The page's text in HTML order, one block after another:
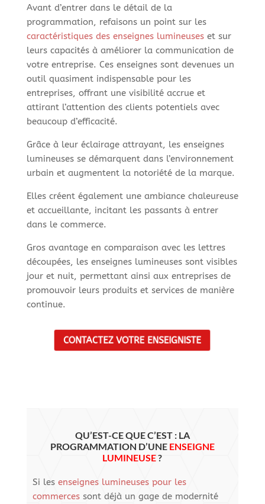
Avant d’entrer dans le détail de la
programmation, refaisons un point sur les
caractéristiques des enseignes lumineuseset sur
leurs capacités à améliorer la communication de
votre entreprise. Ces enseignes sont devenues un
outil quasiment indispensable pour les
entreprises, offrant une visibilité accrue et
attirant l’attention des clients potentiels avec
beaucoup d’efficacité.
Grâce à leur éclairage attrayant, les enseignes
lumineuses se démarquent dans l’environnement
urbain et augmentent la notoriété de la marque.
Elles créent également une ambiance chaleureuse
et accueillante, incitant les passants à entrer
dans le commerce.
Gros avantage en comparaison avec les lettres
découpées, les enseignes lumineuses sont visibles
jour et nuit, permettant ainsi aux entreprises de
promouvoir leurs produits et services de manière
continue.
CONTACTEZ VOTRE ENSEIGNISTE
QU’EST-CE QUE C’EST : LA
PROGRAMMATION D’UNE ENSEIGNE
LUMINEUSE?
Si les enseignes lumineuses pour les
commercessont déjà un gage de modernité